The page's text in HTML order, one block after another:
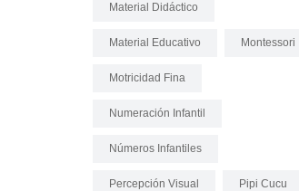
Material Didáctico
Material Educativo Montessori
Motricidad Fina
Numeración Infantil
Números Infantiles
Percepción Visual Pipi Cucu